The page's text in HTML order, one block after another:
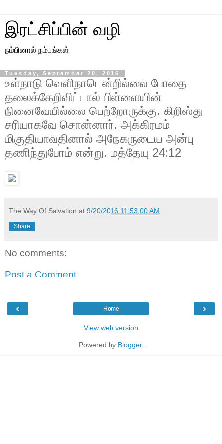
இரட்சிப்பின் வழி
நம்பினால் நம்புங்கள்
Tuesday, September 20, 2016
உள்நாடு வெளிநாடென்றில்லை போதை
தலைக்கேறிவிட்டால் பிள்ளையின்
நினைவேயில்லை பெற்றோருக்கு. கிறிஸ்து
சரியாகவே சொன்னார். அக்கிரமம்
மிகுதியாவதினால் அநேகருடைய அன்பு
தணிந்துபோம் என்று. மத்தேயு 24:12
The Way Of Salvation at 9/20/2016 11:53:00 AM
Share
No comments:
Post a Comment
‹ ›
Home
View web version
Powered by Blogger.